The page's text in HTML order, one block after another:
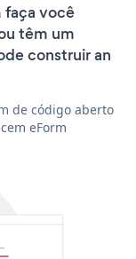
faça você
têm um
construir an
de código aberto
eForm